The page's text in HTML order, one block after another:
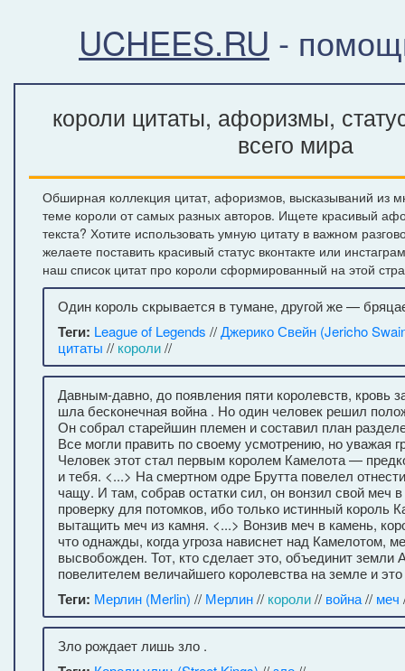
UCHEES.RU -
короли цитаты, афоризмы,
всего мира
Обширная коллекция цитат, афоризмов, высказываний из
теме короли от самых разных авторов. Ищете красивый
текста? Хотите использовать умную цитату в важном
желаете поставить красивый статус вконтакте или
наш список цитат про короли сформированный на этой
Один король скрывается в тумане, другой же —
Теги: League of Legends //Джерико Свейн (Jericho
цитаты // короли//
Давным-давно, до появления пяти королевств, кровь
шла бесконечная война . Но один человек решил
Он собрал старейшин племен и составил план
Все могли править по своему усмотрению, но уважая
Человек этот стал первым королем Камелота —
и тебя. <...> На смертном одре Брутта повелел
чащу. И там, собрав остатки сил, он вонзил свой меч
проверку для потомков, ибо только истинный король
вытащить меч из камня. <...> Вонзив меч в камень,
что однажды, когда угроза нависнет над Камелотом,
высвобожден. Тот, кто сделает это, объединит земли
повелителем величайшего королевства на земле и
Теги: Мерлин (Merlin) // Мерлин// короли// война// меч
Зло рождает лишь зло .